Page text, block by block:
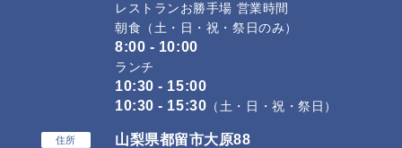
レストランお勝手場 営業時間
朝食（土・日・祝・祭日のみ）
8:00 - 10:00
ランチ
10:30 - 15:00
10:30 - 15:30 （土・日・祝・祭日）
住所 山梨県都留市大原88